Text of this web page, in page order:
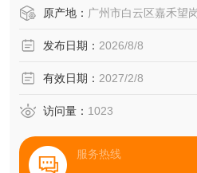
原产地： 广州市白云区嘉禾望
发布日期： 2026/8/8
有效日期： 2027/2/8
访问量： 1023
服务热线